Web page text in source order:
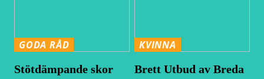
GODA RÅD
Stötdämpande skor
KVINNA
Brett Utbud av Breda